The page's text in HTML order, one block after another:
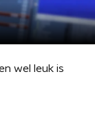
wel leuk is